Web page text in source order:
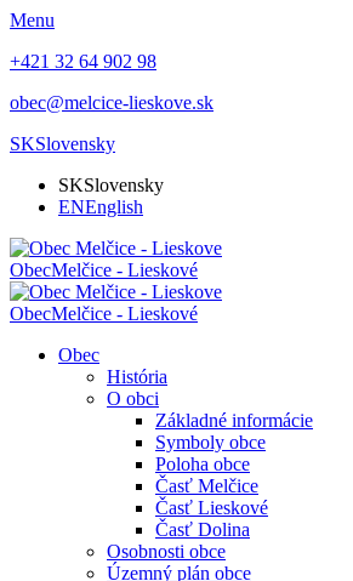
Menu
+421 32 64 902 98
obec@melcice-lieskove.sk
SKSlovensky
SKSlovensky
ENEnglish
ObecMelčice - Lieskové
ObecMelčice - Lieskové
Obec
História
O obci
Základné informácie
Symboly obce
Poloha obce
Časť Melčice
Časť Lieskové
Časť Dolina
Osobnosti obce
Územný plán obce